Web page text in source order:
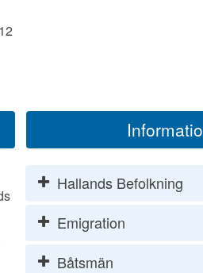
Hallands Befolkning
Emigration
Båtsmän